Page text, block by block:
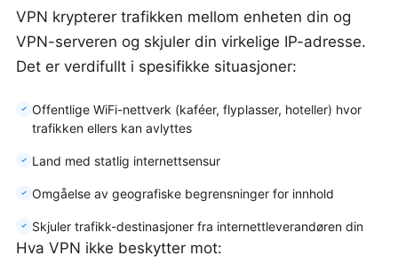
VPN krypterer trafikken mellom enheten din og
VPN-serveren og skjuler din virkelige IP-adresse.
Det er verdifullt i spesifikke situasjoner:
Offentlige WiFi-nettverk (kaféer, flyplasser, hoteller) hvor
trafikken ellers kan avlyttes
Land med statlig internettsensur
Omgåelse av geografiske begrensninger for innhold
Skjuler trafikk-destinasjoner fra internettleverandøren din
Hva VPN ikke beskytter mot: